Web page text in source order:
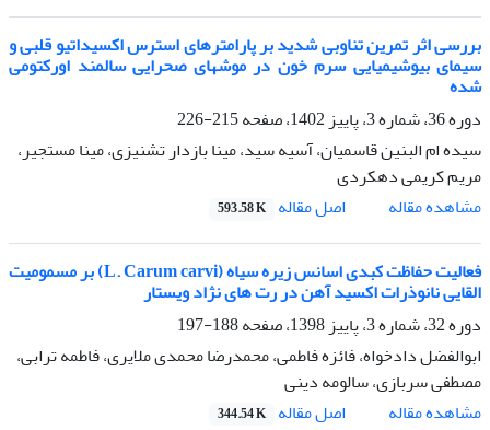
بررسی اثر تمرین تناوبی شدید بر پارامترهای استرس اکسیداتیو قلبی و
سیمای بیوشیمیایی سرم خون در موشهای صحرایی سالمند اورکتومی
شده
دوره 36، شماره 3، پاییز 1402، صفحه
215-226
سیده ام البنین قاسمیان، آسیه سید، مینا بازدار تشنیزی، مینا مستجیر،
مریم کریمی دهکردی
مشاهده مقاله
اصل مقاله 593.58 K
فعالیت حفاظت کبدی اسانس زیره سیاه (L. Carum carvi) بر مسمومیت
القایی نانوذرات اکسید آهن در رت های نژاد ویستار
دوره 32، شماره 3، پاییز 1398، صفحه
188-197
ابوالفضل دادخواه، فائزه فاطمی، محمدرضا محمدی ملایری، فاطمه ترابی،
مصطفی سربازی، سالومه دینی
مشاهده مقاله
اصل مقاله 344.54 K